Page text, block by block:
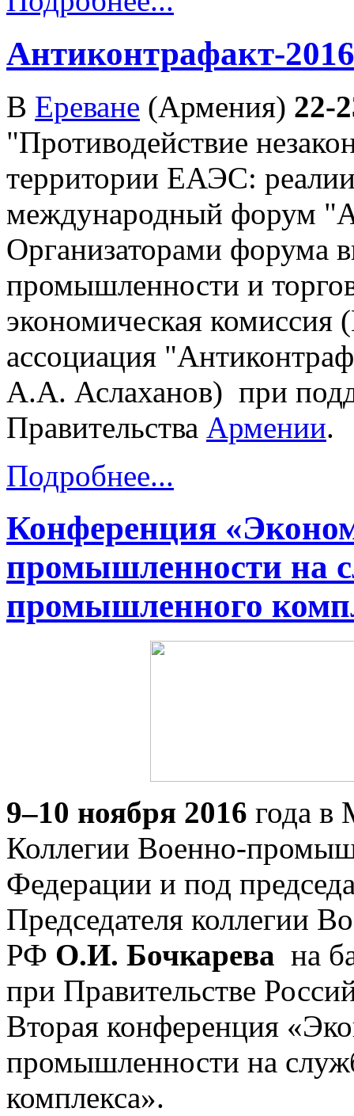
Антиконтрафакт-2016
В Ереване (Армения) 22-
"Противодействие
территории ЕАЭС:
международный форум
Организаторами форума
промышленности и
экономическая
ассоциация
А.А. Аслаханов) при
Правительства Армении.
Подробнее...
Конференция
промышленности на
промышленного
9–10 ноября 2016 года в
Коллегии Военно-
Федерации и под
Председателя коллегии
РФ О.И. Бочкарева на
при Правительстве
Вторая конференция
промышленности на
комплекса».